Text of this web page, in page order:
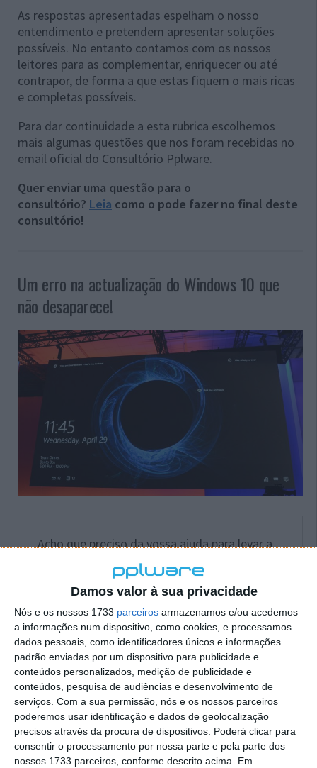
Damos valor à sua privacidade
Nós e os nossos 1733 parceiros armazenamos e/ou acedemos
a informações num dispositivo, como cookies, e processamos
dados pessoais, como identificadores únicos e informações
padrão enviadas por um dispositivo para publicidade e
conteúdos personalizados, medição de publicidade e
conteúdos, pesquisa de audiências e desenvolvimento de
serviços. Com a sua permissão, nós e os nossos parceiros
poderemos usar identificação e dados de geolocalização
precisos através da procura de dispositivos. Poderá clicar para
consentir o processamento por nossa parte e pela parte dos
nossos 1733 parceiros, conforme descrito acima. Em
As respostas apresentadas espelham o nosso
entendimento e pretendem apresentar soluções
possíveis. No entanto contamos com os nossos
leitores para as complementar, enriquecer ou até
contrapor, de forma a que estas fiquem o mais ricas
e completas possíveis.
Para dar continuidade a esta rubrica escolhemos
mais algumas questões que nos foram recebidas no
email oficial do Consultório Pplware.
Quer enviar uma questão para o
consultório? Leia como o pode fazer no final deste
consultório!
Um erro na actualização do Windows 10 que
não desaparece!
Acho que preciso da vossa ajuda para levar a
bom porto a instalação da última atualização
do Windows 10. Tenho os seguintes passos
dados pelo sistema:
Atualização Cumulativa para Windows 10
Version 1511 para Sistemas baseados em
x64 (KB3118754);
A transferir atualizações 0%;
Alguns ficheiros de atualização estão em
falta ou com problemas. Tentaremos
transferir a atualização novamente mais
tarde;
Código de erro: (0x80073712).